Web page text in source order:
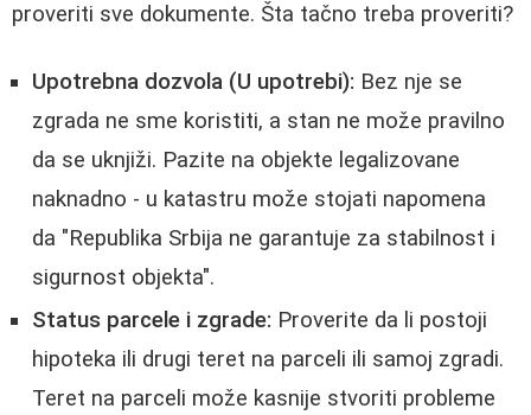
proveriti sve dokumente. Šta tačno treba proveriti?
Upotrebna dozvola (U upotrebi): Bez nje se
zgrada ne sme koristiti, a stan ne može pravilno
da se uknjiži. Pazite na objekte legalizovane
naknadno - u katastru može stojati napomena
da "Republika Srbija ne garantuje za stabilnost i
sigurnost objekta".
Status parcele i zgrade: Proverite da li postoji
hipoteka ili drugi teret na parceli ili samoj zgradi.
Teret na parceli može kasnije stvoriti probleme